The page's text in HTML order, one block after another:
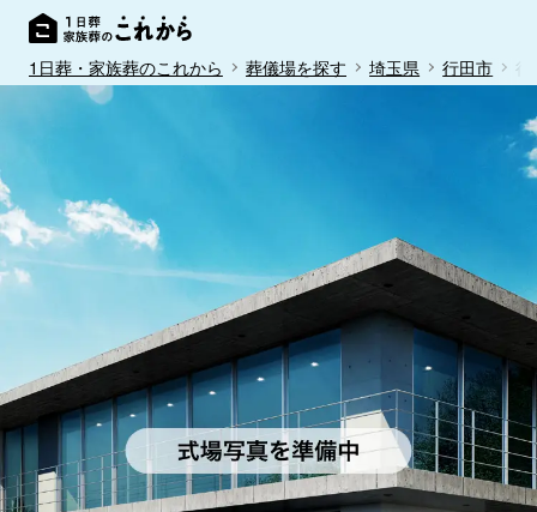
1日葬・家族葬のこれから 葬儀場を探す 埼玉県 行田市 行